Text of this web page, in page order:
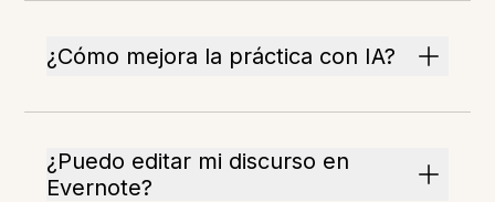
¿Cómo mejora la práctica con IA?
¿Puedo editar mi discurso en
Evernote?